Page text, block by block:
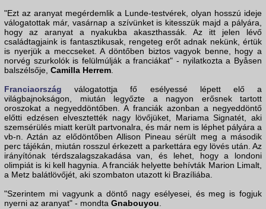
"Ezt az aranyat megérdemlik a Lunde-testvérek, olyan hosszú ideje
válogatottak már, vasárnap a szívünket is kitesszük majd a pályára,
hogy az aranyat a nyakukba akaszthassák. Az itt jelen lévő
családtagjaink is fantasztikusak, rengeteg erőt adnak nekünk, értük
is nyerjük a meccseket. A döntőben biztos vagyok benne, hogy a
norvég szurkolók is felülmúlják a franciákat" - nyilatkozta a Byåsen
balszélsője, Camilla Herrem.
Franciaország válogatottja fő esélyessé lépett elő a
világbajnokságon, miután legyőzte a nagyon erősnek tartott
oroszokat a negyeddöntőben. A franciák azonban a negyeddöntő
előtti edzésen elvesztették nagy lövőjüket, Mariama Signatét, aki
szemsérülés miatt került partvonalra, és már nem is léphet pályára a
vb-n. Aztán az elődöntőben Allison Pineau sérült meg a második
perc tájékán, miután rosszul érkezett a parkettára egy lövés után. Az
irányítónak térdszalagszakadása van, és lehet, hogy a londoni
olimpiát is ki kell hagynia. A franciák helyette behívták Marion Limalt,
a Metz balátlövőjét, aki szombaton utazott ki Brazíliába.
"Szerintem mi vagyunk a döntő nagy esélyesei, és meg is fogjuk
nyerni az aranyat" - mondta Gnabouyou.